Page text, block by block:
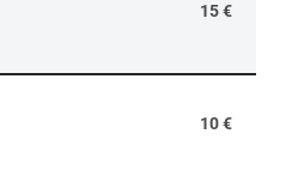
15 €
10 €